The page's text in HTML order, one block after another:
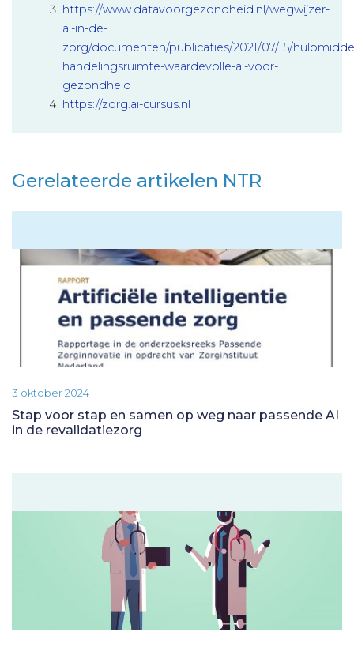
https://www.datavoorgezondheid.nl/wegwijzer-
ai-in-de-
zorg/documenten/publicaties/2021/07/15/
handelingsruimte-waardevolle-ai-voor-
gezondheid
https://zorg.ai-cursus.nl
Gerelateerde artikelen NTR
3 oktober 2024
Stap voor stap en samen op weg naar passende AI
in de revalidatiezorg